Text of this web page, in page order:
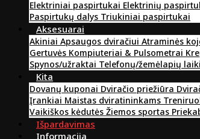
Elektriniai paspirtukai Elektrinių
Paspirtukų dalys Triukiniai paspirtukai
Aksesuarai
Akiniai Apsaugos dviračiui Atraminės
Gertuvės Kompiuteriai & Pulsometrai
Spynos/užraktai Telefonų/žemėlapių
Kita
Dovanų kuponai Dviračio priežiūra
Įrankiai Maistas dviratininkams
Vaikiškos kėdutės Žiemos sportas
Išpardavimas
Informacija